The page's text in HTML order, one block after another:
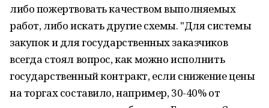
либо пожертвовать качеством выполняемых
работ, либо искать другие схемы. "Для системы
закупок и для государственных заказчиков
всегда стоял вопрос, как можно исполнить
государственный контракт, если снижение цены
на торгах составило, например, 30-40% от